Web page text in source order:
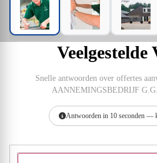
Veelgestelde
Snelle antwoorden over offertes
AANNEMINGSBEDRIJF
Antwoorden in 10 seconden —